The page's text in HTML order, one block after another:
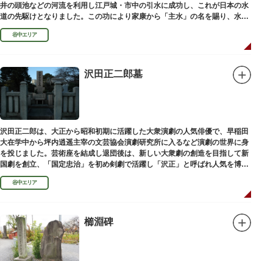
井の頭池などの河流を利用し江戸城・市中の引水に成功し、これが日本の水
道の先駆けとなりました。この功により家康から「主水」の名を賜り、水は
濁らざるを尊しとして「もんと」と読むようになったといわれます。
谷中エリア
沢田正二郎墓
沢田正二郎は、大正から昭和初期に活躍した大衆演劇の人気俳優で、早稲田
大在学中から坪内逍遥主宰の文芸協会演劇研究所に入るなど演劇の世界に身
を投じました。芸術座を結成し退団後は、新しい大衆劇の創造を目指して新
国劇を創立、「国定忠治」を初め剣劇で活躍し「沢正」と呼ばれ人気を博し
ました。お墓は谷中霊園にあります。
谷中エリア
櫛淵碑